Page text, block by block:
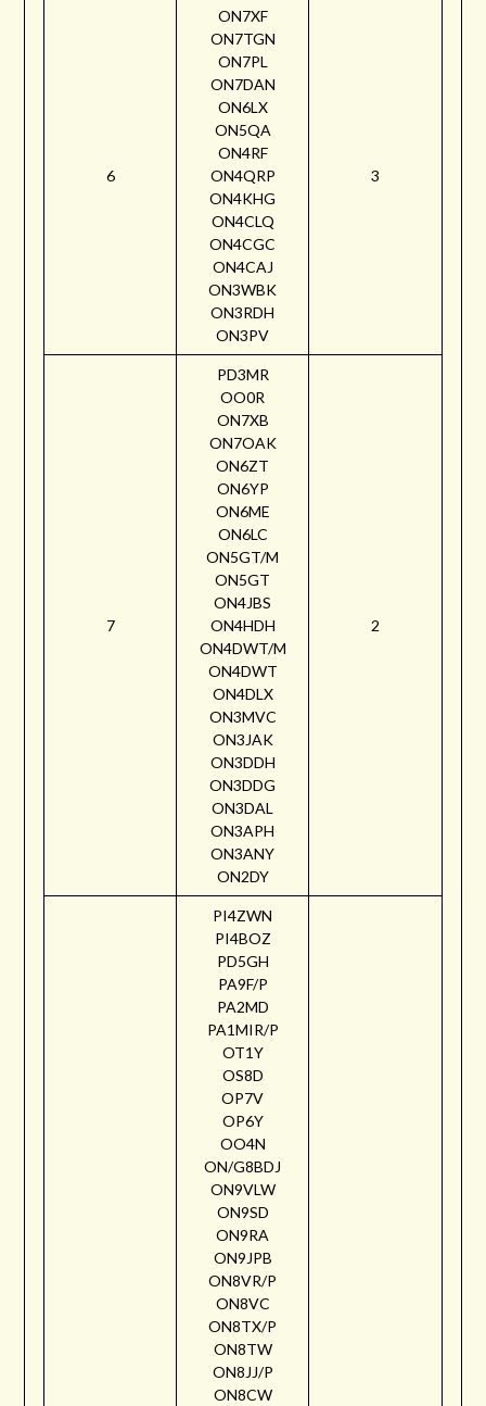
6
ON7XF
ON7TGN
ON7PL
ON7DAN
ON6LX
ON5QA
ON4RF
ON4QRP
ON4KHG
ON4CLQ
ON4CGC
ON4CAJ
ON3WBK
ON3RDH
ON3PV
3
7
PD3MR
OO0R
ON7XB
ON7OAK
ON6ZT
ON6YP
ON6ME
ON6LC
ON5GT/M
ON5GT
ON4JBS
ON4HDH
ON4DWT/M
ON4DWT
ON4DLX
ON3MVC
ON3JAK
ON3DDH
ON3DDG
ON3DAL
ON3APH
ON3ANY
ON2DY
2
PI4ZWN
PI4BOZ
PD5GH
PA9F/P
PA2MD
PA1MIR/P
OT1Y
OS8D
OP7V
OP6Y
OO4N
ON/G8BDJ
ON9VLW
ON9SD
ON9RA
ON9JPB
ON8VR/P
ON8VC
ON8TX/P
ON8TW
ON8JJ/P
ON8CW